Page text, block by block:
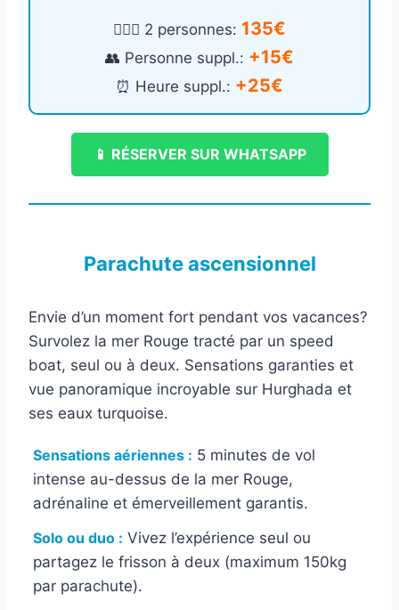
🙎🏻‍♂️ 2 personnes: 135€
👥 Personne suppl.: +15€
⏰ Heure suppl.: +25€
📱 RÉSERVER SUR WHATSAPP
Parachute ascensionnel
Envie d’un moment fort pendant vos vacances?
Survolez la mer Rouge tracté par un speed
boat, seul ou à deux. Sensations garanties et
vue panoramique incroyable sur Hurghada et
ses eaux turquoise.
Sensations aériennes : 5 minutes de vol
intense au-dessus de la mer Rouge,
adrénaline et émerveillement garantis.
Solo ou duo : Vivez l’expérience seul ou
partagez le frisson à deux (maximum 150kg
par parachute).